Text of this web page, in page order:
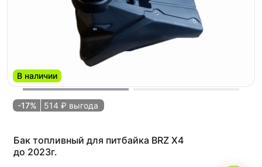
В наличии
-17% 514 ₽ выгода
Бак топливный для питбайка BRZ X4
до 2023г.